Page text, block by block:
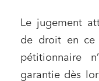
Le jugement
de droit en ce
pétitionnaire
garantie dès